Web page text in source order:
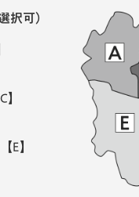
択可）
】
【E】